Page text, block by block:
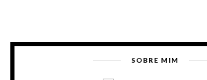
SOBRE MIM